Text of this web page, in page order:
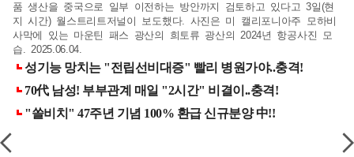
품 생산을 중국으로 일부 이전하는 방안까지 검토하고 있다고 3일(현
지 시간) 월스트리트저널이 보도했다. 사진은 미 캘리포니아주 모하비
사막에 있는 마운틴 패스 광산의 희토류 광산의 2024년 항공사진 모
습. 2025.06.04.